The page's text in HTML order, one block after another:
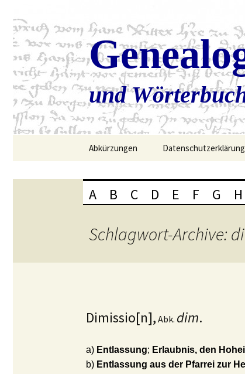
und
Abkürzungen Datenschutzerklärung
A B C D E F G H
Schlagwort-Archive:
Dimissio[n], Abk. dim.
a) Entlassung; Erlaubnis, den
b) Entlassung aus der Pfarrei zur